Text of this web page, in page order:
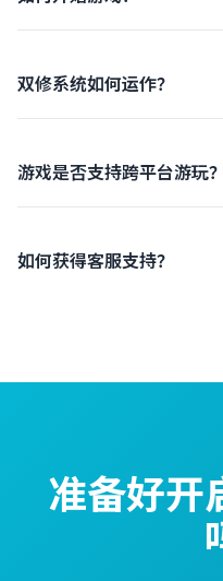
手玩家会获得丰厚的新手礼
双修系统如何运作？
让您打造独特的角色。
游戏是否支持跨平台游玩？
险。
如何获得客服支持？
准备好开